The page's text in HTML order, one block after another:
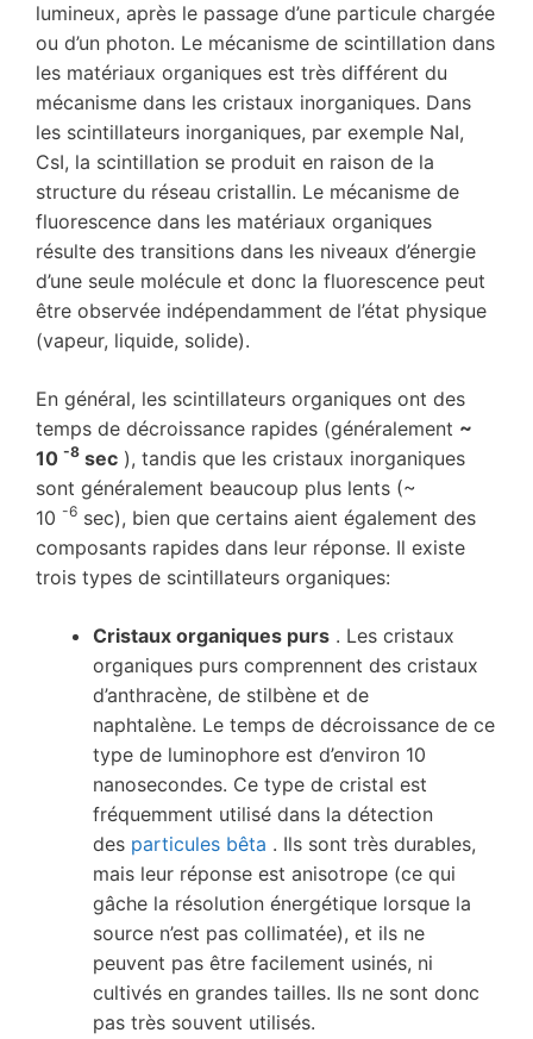
lumineux, après le passage d’une particule chargée
ou d’un photon. Le mécanisme de scintillation dans
les matériaux organiques est très différent du
mécanisme dans les cristaux inorganiques. Dans
les scintillateurs inorganiques, par exemple NaI,
CsI, la scintillation se produit en raison de la
structure du réseau cristallin. Le mécanisme de
fluorescence dans les matériaux organiques
résulte des transitions dans les niveaux d’énergie
d’une seule molécule et donc la fluorescence peut
être observée indépendamment de l’état physique
(vapeur, liquide, solide).
En général, les scintillateurs organiques ont des
temps de décroissance rapides (généralement ~
10 -8 sec ), tandis que les cristaux inorganiques
sont généralement beaucoup plus lents (~
10 -6 sec), bien que certains aient également des
composants rapides dans leur réponse. Il existe
trois types de scintillateurs organiques:
Cristaux organiques purs . Les cristaux
organiques purs comprennent des cristaux
d’anthracène, de stilbène et de
naphtalène. Le temps de décroissance de ce
type de luminophore est d’environ 10
nanosecondes. Ce type de cristal est
fréquemment utilisé dans la détection
des particules bêta . Ils sont très durables,
mais leur réponse est anisotrope (ce qui
gâche la résolution énergétique lorsque la
source n’est pas collimatée), et ils ne
peuvent pas être facilement usinés, ni
cultivés en grandes tailles. Ils ne sont donc
pas très souvent utilisés.